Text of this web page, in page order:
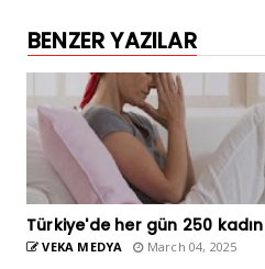
BENZER YAZILAR
Türkiye'de her gün 250
VEKA MEDYA March 04, 2025